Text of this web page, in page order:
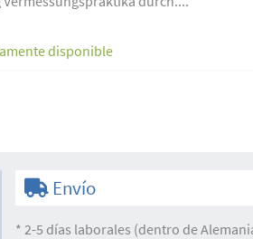
disponible
Envío
* 2-5 días laborales (dentro de